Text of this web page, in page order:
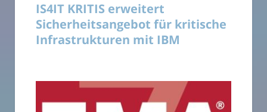
IS4IT KRITIS erweitert
Sicherheitsangebot für kritische
Infrastrukturen mit IBM